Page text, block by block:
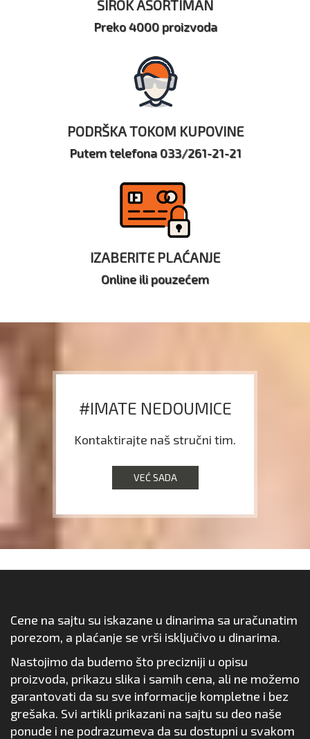
ŠIROK ASORTIMAN
Preko 4000 proizvoda
PODRŠKA TOKOM KUPOVINE
Putem telefona 033/261-21-21
IZABERITE PLAĆANJE
Online ili pouzećem
#IMATE NEDOUMICE
Kontaktirajte naš stručni tim.
VEĆ SADA
Cene na sajtu su iskazane u dinarima sa uračunatim
porezom, a plaćanje se vrši isključivo u dinarima.
Nastojimo da budemo što precizniji u opisu
proizvoda, prikazu slika i samih cena, ali ne možemo
garantovati da su sve informacije kompletne i bez
grešaka. Svi artikli prikazani na sajtu su deo naše
ponude i ne podrazumeva da su dostupni u svakom